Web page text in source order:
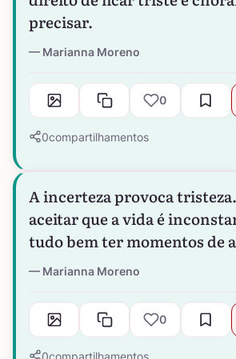
precisar.
Marianna Moreno
0
0compartilhamentos
A incerteza provoca
aceitar que a vida é
tudo bem ter momentos de
Marianna Moreno
0
0compartilhamentos